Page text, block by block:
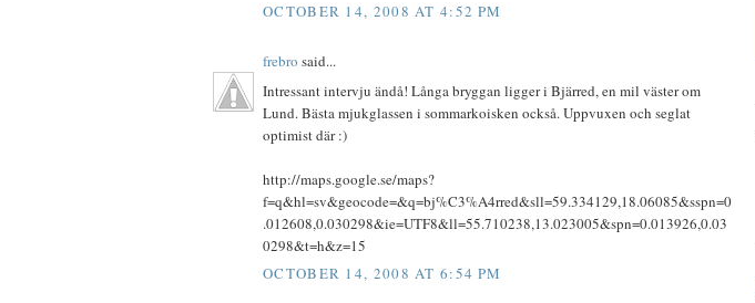
OCTOBER 14, 2008 AT 4:52 PM
frebro said...
Intressant intervju ändå! Långa bryggan ligger i Bjärred, en mil väster om
Lund. Bästa mjukglassen i sommarkoisken också. Uppvuxen och seglat
optimist där :)
http://maps.google.se/maps?
f=q&hl=sv&geocode=&q=bj%C3%A4rred&sll=59.334129,18.06085&sspn=0
.012608,0.030298&ie=UTF8&ll=55.710238,13.023005&spn=0.013926,0.03
0298&t=h&z=15
OCTOBER 14, 2008 AT 6:54 PM